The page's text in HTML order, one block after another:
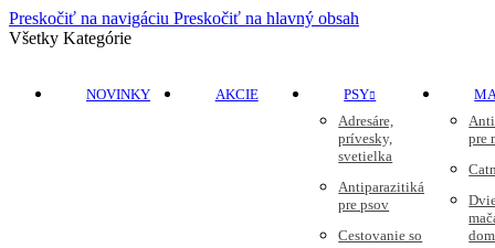
Preskočiť na navigáciu Preskočiť na hlavný obsah
Všetky Kategórie
NOVINKY AKCIE
PSY
Adresáre,
prívesky,
svetielka
Antiparazitiká
pre psov
Cestovanie so
pre